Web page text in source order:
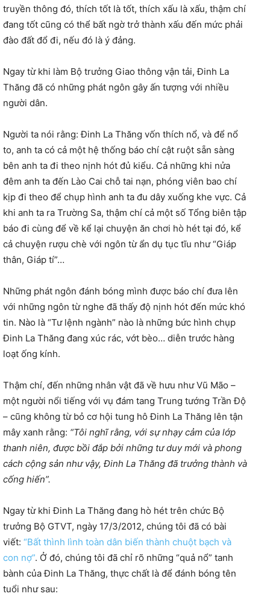
truyền thông đó, thích tốt là tốt, thích xấu là xấu, thậm chí
đang tốt cũng có thể bất ngờ trở thành xấu đến mức phải
đào đất đổ đi, nếu đó là ý đảng.
Ngay từ khi làm Bộ trưởng Giao thông vận tải, Đinh La
Thăng đã có những phát ngôn gây ấn tượng với nhiều
người dân.
Người ta nói rằng: Đinh La Thăng vốn thích nổ, và để nổ
to, anh ta có cả một hệ thống báo chí cật ruột sẵn sàng
bên anh ta đi theo nịnh hót đủ kiểu. Cả những khi nửa
đêm anh ta đến Lào Cai chỗ tai nạn, phóng viên bao chí
kịp đi theo để chụp hình anh ta đu dây xuống khe vực. Cả
khi anh ta ra Trường Sa, thậm chí cả một số Tổng biên tập
báo đi cùng để về kể lại chuyện ăn chơi hò hét tại đó, kể
cả chuyện rượu chè với ngôn từ ẩn dụ tục tĩu như “Giáp
thân, Giáp tí”…
Những phát ngôn đánh bóng mình được báo chí đưa lên
với những ngôn từ nghe đã thấy độ nịnh hót đến mức khó
tin. Nào là “Tư lệnh ngành” nào là những bức hình chụp
Đinh La Thăng đang xúc rác, vớt bèo… diễn trước hàng
loạt ống kính.
Thậm chí, đến những nhân vật đã về hưu như Vũ Mão –
một người nổi tiếng với vụ đám tang Trung tướng Trần Độ
– cũng không từ bỏ cơ hội tung hô Đinh La Thăng lên tận
mây xanh rằng: “Tôi nghĩ rằng, với sự nhạy cảm của lớp
thanh niên, được bồi đắp bởi những tư duy mới và phong
cách cộng sản như vậy, Đinh La Thăng đã trưởng thành và
cống hiến”.
Ngay từ khi Đinh La Thăng đang hò hét trên chức Bộ
trưởng Bộ GTVT, ngày 17/3/2012, chúng tôi đã có bài
viết: “Bất thình lình toàn dân biến thành chuột bạch và
con nợ”. Ở đó, chúng tôi đã chỉ rõ những “quả nổ” tanh
bành của Đinh La Thăng, thực chất là để đánh bóng tên
tuổi như sau: